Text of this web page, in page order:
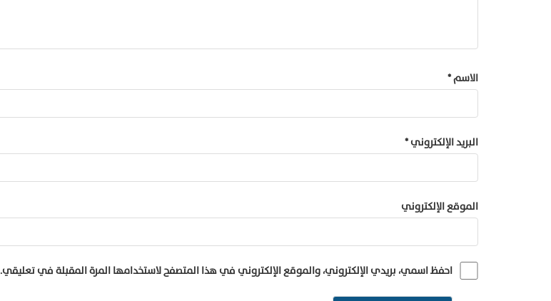
الاسم*
البريد الإلكتروني*
الموقع الإلكتروني
احفظ اسمي، بريدي الإلكتروني، والموقع الإلكتروني في هذا المتصفح لاستخدامها المرة المقبلة في تعليقي.